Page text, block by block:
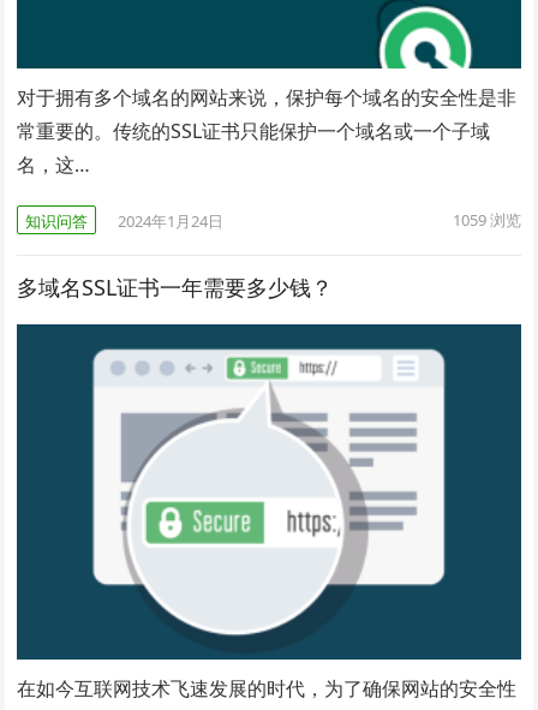
对于拥有多个域名的网站来说，保护每个域名的安全性是非
常重要的。传统的SSL证书只能保护一个域名或一个子域
名，这…
知识问答 2024年1月24日 1059浏览
多域名SSL证书一年需要多少钱？
在如今互联网技术飞速发展的时代，为了确保网站的安全性